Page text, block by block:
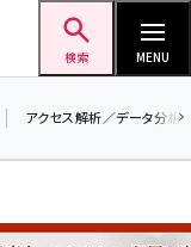
検索 MENU
アクセス解析／データ分析